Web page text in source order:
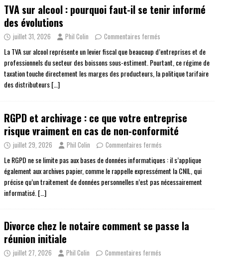
TVA sur alcool : pourquoi faut-il se tenir informé
des évolutions
juillet 31, 2026 Phil Colin Commentaires fermés
La TVA sur alcool représente un levier fiscal que beaucoup d’entreprises et de
professionnels du secteur des boissons sous-estiment. Pourtant, ce régime de
taxation touche directement les marges des producteurs, la politique tarifaire
des distributeurs[…]
RGPD et archivage : ce que votre entreprise
risque vraiment en cas de non-conformité
juillet 29, 2026 Phil Colin Commentaires fermés
Le RGPD ne se limite pas aux bases de données informatiques : il s’applique
également aux archives papier, comme le rappelle expressément la CNIL, qui
précise qu’un traitement de données personnelles n’est pas nécessairement
informatisé. […]
Divorce chez le notaire comment se passe la
réunion initiale
juillet 27, 2026 Phil Colin Commentaires fermés